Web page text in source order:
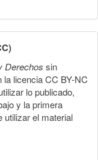
Derechos sin
licencia CC BY-NC
lo publicado,
y la primera
utilizar el material